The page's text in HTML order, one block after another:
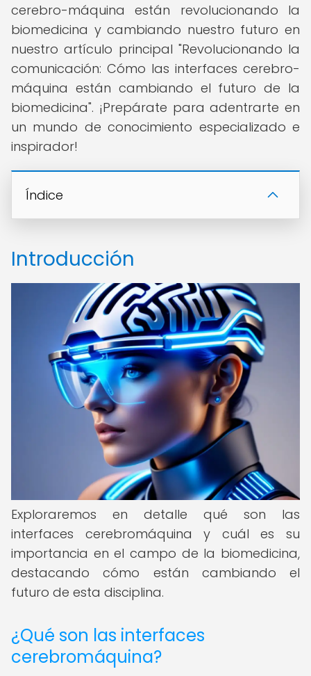
cerebro-máquina están revolucionando la
biomedicina y cambiando nuestro futuro en
nuestro artículo principal "Revolucionando la
comunicación: Cómo las interfaces cerebro-
máquina están cambiando el futuro de la
biomedicina". ¡Prepárate para adentrarte en
un mundo de conocimiento especializado e
inspirador!
Índice
Introducción
Exploraremos en detalle qué son las
interfaces cerebromáquina y cuál es su
importancia en el campo de la biomedicina,
destacando cómo están cambiando el
futuro de esta disciplina.
¿Qué son las interfaces
cerebromáquina?